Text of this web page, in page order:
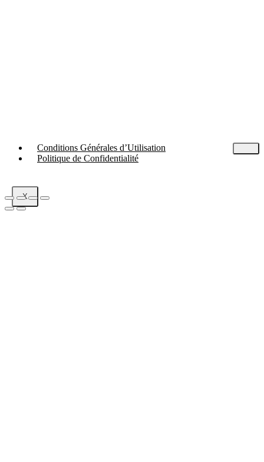
Conditions Générales d’Utilisation
Politique de Confidentialité
X